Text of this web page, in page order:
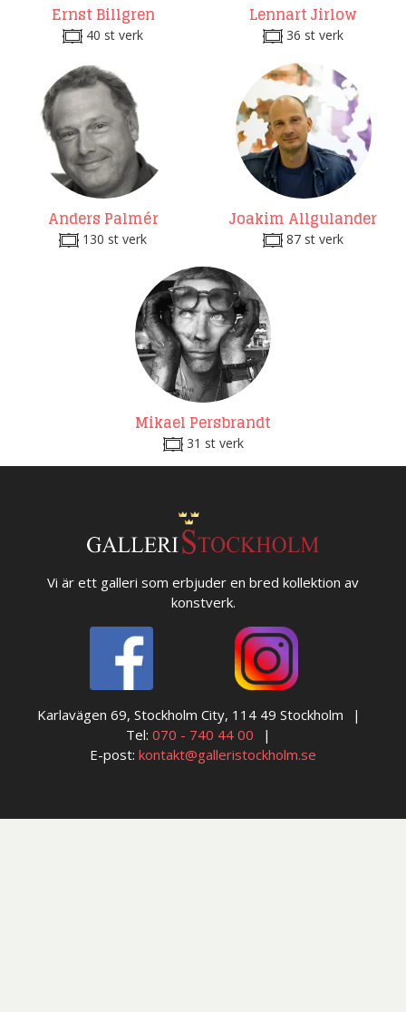
Ernst Billgren
40 st verk
Lennart Jirlow
36 st verk
Anders Palmér
130 st verk
Joakim Allgulander
87 st verk
Mikael Persbrandt
31 st verk
Vi är ett galleri som erbjuder en bred kollektion av
konstverk.
Karlavägen 69, Stockholm City, 114 49 Stockholm
Tel: 070 - 740 44 00
E-post: kontakt@galleristockholm.se